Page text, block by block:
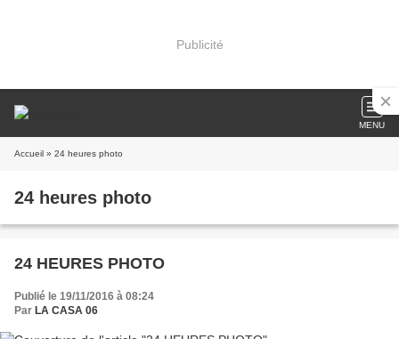
Publicité
MENU
Accueil » 24 heures photo
24 heures photo
24 HEURES PHOTO
Publié le 19/11/2016 à 08:24
Par LA CASA 06